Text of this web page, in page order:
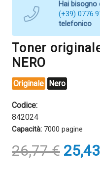
Hai bisogno
(+39)
telefonico
Toner
NERO
Originale Nero
Codice:
842024
Capacità: 7000 pagine
26,77€ Il
prezzo
25,43